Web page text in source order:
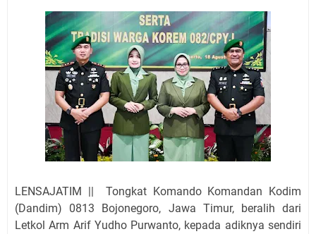
LENSAJATIM || Tongkat Komando Komandan Kodim
(Dandim) 0813 Bojonegoro, Jawa Timur, beralih dari
Letkol Arm Arif Yudho Purwanto, kepada adiknya sendiri